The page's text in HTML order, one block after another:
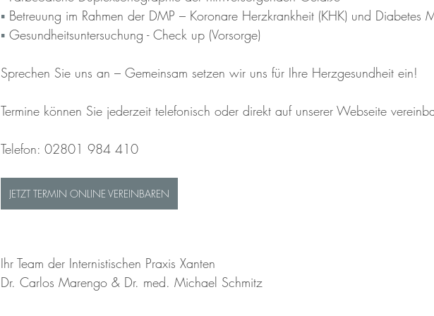
▪︎ Betreuung im Rahmen der DMP – Koronare Herzkrankheit (KHK) und Diabetes
▪︎ Gesundheitsuntersuchung - Check up (Vorsorge)
Sprechen Sie uns an – Gemeinsam setzen wir uns für Ihre Herzgesundheit ein!
Termine können Sie jederzeit telefonisch oder direkt auf unserer Webseite
Telefon: 02801 984 410
JETZT TERMIN ONLINE VEREINBAREN
Ihr Team der Internistischen Praxis Xanten
Dr. Carlos Marengo & Dr. med. Michael Schmitz